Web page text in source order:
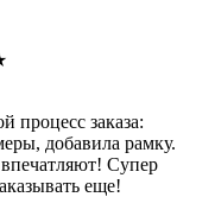
процесс заказа:
добавила рамку.
впечатляют! Супер
еще!